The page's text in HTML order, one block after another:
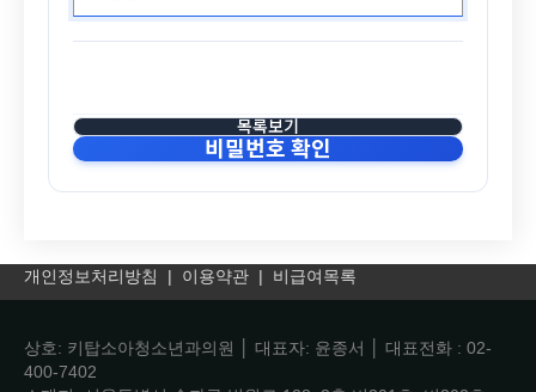
목록보기
비밀번호 확인
개인정보처리방침 | 이용약관 | 비급여목록
상호: 키탑소아청소년과의원 │ 대표자: 윤종서 │ 대표전화 : 02-
400-7402